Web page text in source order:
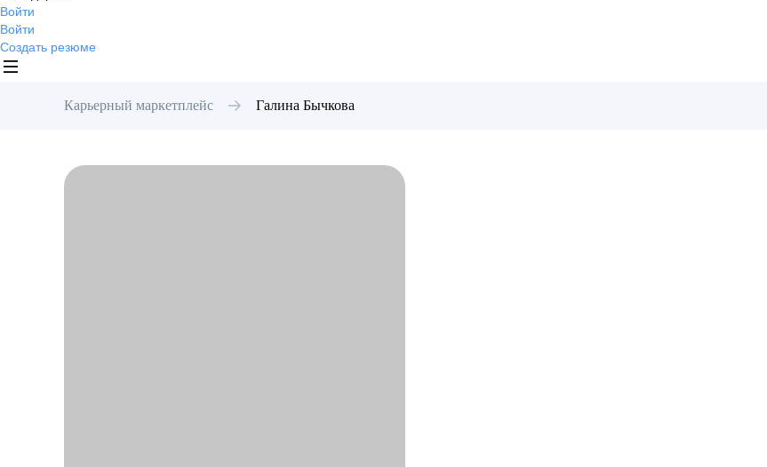
Войти
Войти
Создать резюме
Карьерный маркетплейс Галина Бычкова